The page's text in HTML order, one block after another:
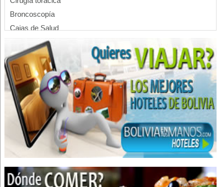
Broncoscopía
Cajas de Salud
Centros Médicos
Salud: Centros Médicos
Salud: Clínicas
Médicos Oncólogos
Cirujanos plásticos
Médicos Cirujanos Plásticos, Estéticos y Reparadores
Médicos Nefrólogos
Médicos Pediatras
Médicos Cirujanos Pediátricos
Médicos Proctólogos
Médicos Coloproctólogos